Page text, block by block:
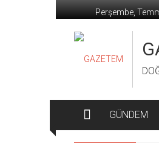
geç
Perşembe,
GÜNDEM